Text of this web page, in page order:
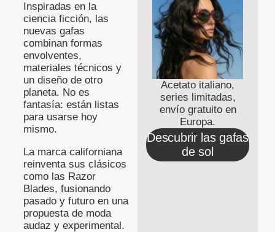
Inspiradas en la
ciencia ficción, las
nuevas gafas
combinan formas
envolventes,
materiales técnicos y
un diseño de otro
planeta. No es
fantasía: están listas
para usarse hoy
mismo.
La marca californiana
reinventa sus clásicos
como las Razor
Blades, fusionando
pasado y futuro en una
propuesta de moda
audaz y experimental.
Acetato italiano,
series limitadas,
envío gratuito en
Europa.
Descubrir las gafas
de sol